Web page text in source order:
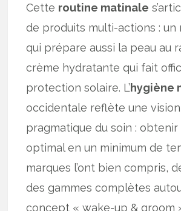
Cette routine matinale
de produits multi-actions :
qui prépare aussi la peau au
crème hydratante qui fait
protection solaire. L’hygiène
occidentale reflète une vision
pragmatique du soin :
optimal en un minimum de
marques l’ont bien compris,
des gammes complètes
concept « wake-up & groom